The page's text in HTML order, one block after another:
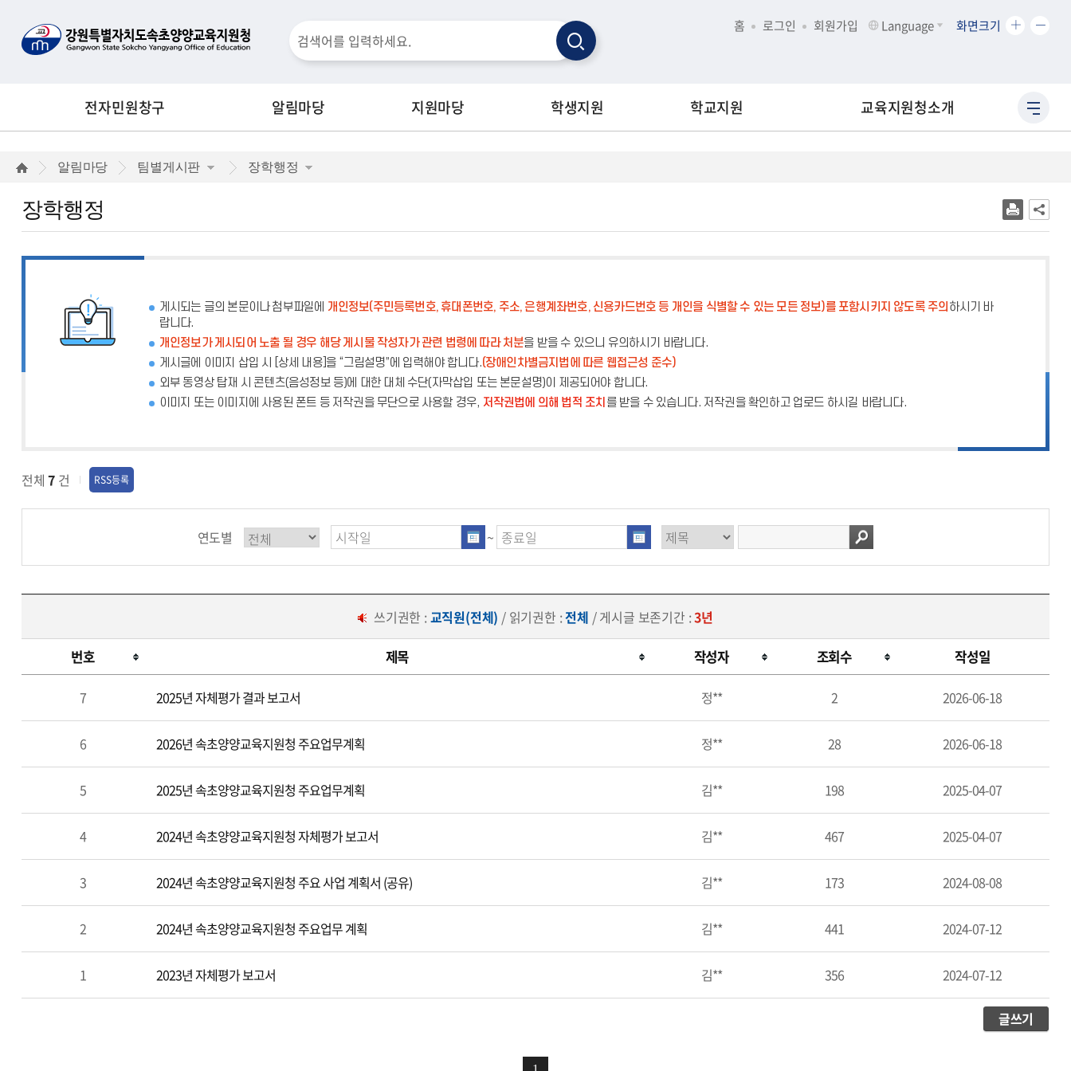
검
창
합
검
색
검
홈 로그인 회원가입 Language 화면크기
화
확
화
전자민원창구 알림마당 지원마당 학생지원 학교지원 교육지원청소개
사
이
로
가
장
알림마당 팀별게시판 장학행정
장학행정
게시되는 글의 본문이나 첨부파일에 개인정보(주민등록번호, 휴대폰번호, 주소, 은행계좌번호, 신용카드번호 등 개인을 식별할 수 있는 모든 정보)를 포함시키지 않도록 주의 하시기 바
랍니다.
개인정보가 게시되어 노출 될 경우 해당 게시물 작성자가 관련 법령에 따라 처분을 받을 수 있으니 유의하시기 바랍니다.
게시글에 이미지 삽입 시 [상세 내용]을 “그림설명”에 입력해야 합니다.(장애인차별금지법에 따른 웹접근성 준수)
외부 동영상 탑재 시 콘텐츠(음성정보 등)에 대한 대체 수단(자막삽입 또는 본문설명)이 제공되어야 합니다.
이미지 또는 이미지에 사용된 폰트 등 저작권을 무단으로 사용할 경우, 저작권법에 의해 법적 조치 를 받을 수 있습니다. 저작권을 확인하고 업로드 하시길 바랍니다.
전체 7 건 RSS등록
연도별 ~
쓰기권한 :교직원(전체) / 읽기권한 :전체 / 게시글 보존기간 :3년
번호 제목 작성자 조회수 작성일
7 2025년 자체평가 결과 보고서 정** 2 2026-06-18
6 2026년 속초양양교육지원청 주요업무계획 정** 28 2026-06-18
5 2025년 속초양양교육지원청 주요업무계획 김** 198 2025-04-07
4 2024년 속초양양교육지원청 자체평가 보고서 김** 467 2025-04-07
3 2024년 속초양양교육지원청 주요 사업 계획서 (공유) 김** 173 2024-08-08
2 2024년 속초양양교육지원청 주요업무 계획 김** 441 2024-07-12
1 2023년 자체평가 보고서 김** 356 2024-07-12
글쓰기